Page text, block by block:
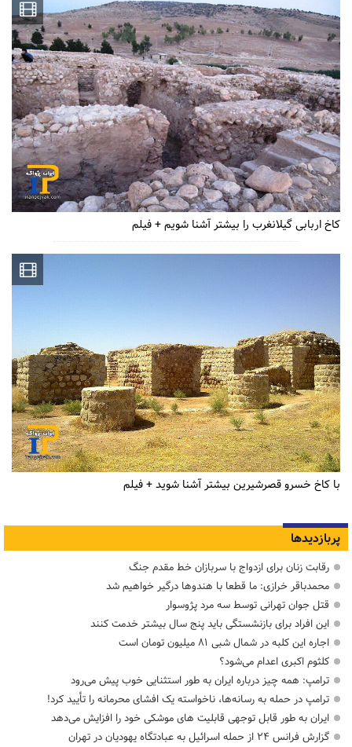
کاخ اربابی گیلانغرب را بیشتر آشنا شویم + فیلم
با کاخ خسرو قصرشیرین بیشتر آشنا شوید + فیلم
پربازدیدها
رقابت زنان برای ازدواج با سربازان خط مقدم جنگ
محمدباقر خرازی: ما قطعا با هندوها درگیر خواهیم شد
قتل جوان تهرانی توسط سه مرد پژوسوار
این افراد برای بازنشستگی باید پنج سال بیشتر خدمت کنند
اجاره این کلبه در شمال شبی ۸۱ میلیون تومان است
کلثوم اکبری اعدام می‌شود؟
ترامپ: همه چیز درباره ایران به طور استثنایی خوب پیش می‌رود
ترامپ در حمله‌ به رسانه‌ها، ناخواسته یک افشای محرمانه را تأیید کرد!
ایران به طور قابل توجهی قابلیت های موشکی خود را افزایش می‌دهد
گزارش فرانس ۲۴ از حمله اسرائیل به عبادتگاه یهودیان در تهران